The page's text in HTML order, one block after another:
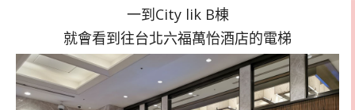
一到City lik B棟
就會看到往台北六福萬怡酒店的電梯